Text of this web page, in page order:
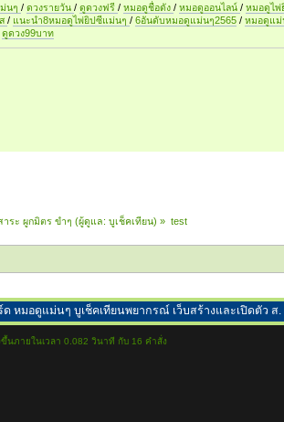
นๆ/ดวงรายวัน/ดูดวงฟรี/หมอดูชื่อดัง/หมอดูออนไลน์/หมอดูไ
/ แนะนำ8หมอดูไพ่ยิปซีแม่นๆ/6อันดับหมอดูแม่นๆ2565 /หมอดูแ
ดูดวง99บาท
าระ ผูกมิตร ขำๆ (ผู้ดูแล:บูเช็คเทียน) » test
ด หมอดูแม่นๆ บูเช็คเทียนพยากรณ์ เว็บสร้างและเปิดตัว ส.
นภายในเวลา 0.082 วินาที กับ 16 คำสั่ง